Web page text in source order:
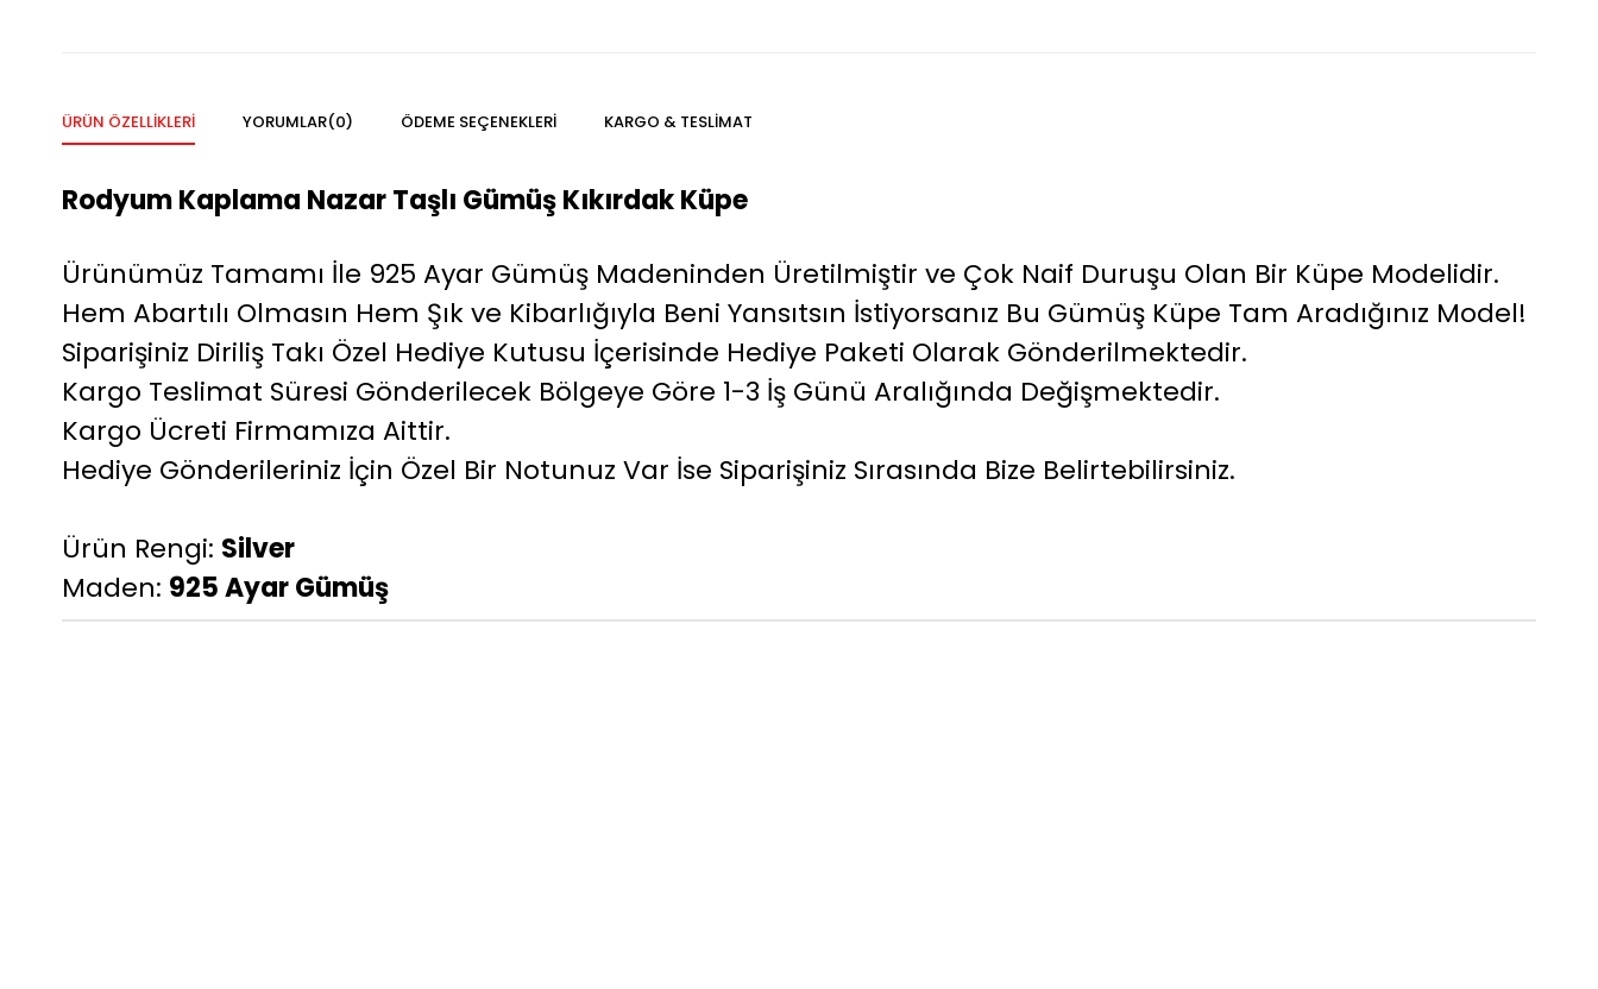
ÜRÜN ÖZELLIKLERI YORUMLAR(0) ÖDEME SEÇENEKLERI KARGO & TESLIMAT
Rodyum Kaplama Nazar Taşlı Gümüş Kıkırdak Küpe
Ürünümüz Tamamı İle 925 Ayar Gümüş Madeninden Üretilmiştir ve Çok Naif Duruşu Olan Bir Küpe Modelidir.
Hem Abartılı Olmasın Hem Şık ve Kibarlığıyla Beni Yansıtsın İstiyorsanız Bu Gümüş Küpe Tam Aradığınız Model!
Siparişiniz Diriliş Takı Özel Hediye Kutusu İçerisinde Hediye Paketi Olarak Gönderilmektedir.
Kargo Teslimat Süresi Gönderilecek Bölgeye Göre 1-3 İş Günü Aralığında Değişmektedir.
Kargo Ücreti Firmamıza Aittir.
Hediye Gönderileriniz İçin Özel Bir Notunuz Var İse Siparişiniz Sırasında Bize Belirtebilirsiniz.
Ürün Rengi: Silver
Maden: 925 Ayar Gümüş